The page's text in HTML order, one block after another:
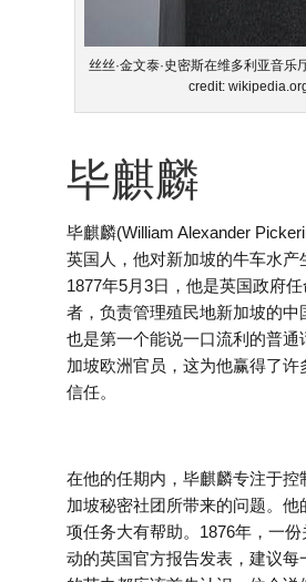
丝丝·金文泰·史密斯在维多利亚音乐
credit:
毕麒麟
毕麒麟(William Alexander
英国人，他对新加坡的牛车水产
1877年5月3日，他是英国政府
者，负责管理殖民地新加坡的中
也是第一个能说一口流利的普通
加坡欧洲官员，这为他赢得了许
信任。
在他的任期内，毕麒麟专注于控
加坡秘密社团所带来的问题。他
项任务大有帮助。1876年，一
动的英国官方报告发表，建议每